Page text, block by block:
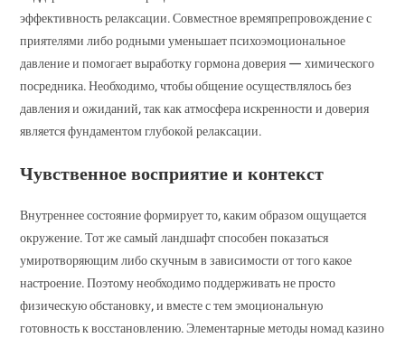
эффективность релаксации. Совместное времяпрепровождение с
приятелями либо родными уменьшает психоэмоциональное
давление и помогает выработку гормона доверия — химического
посредника. Необходимо, чтобы общение осуществлялось без
давления и ожиданий, так как атмосфера искренности и доверия
является фундаментом глубокой релаксации.
Чувственное восприятие и контекст
Внутреннее состояние формирует то, каким образом ощущается
окружение. Тот же самый ландшафт способен показаться
умиротворяющим либо скучным в зависимости от того какое
настроение. Поэтому необходимо поддерживать не просто
физическую обстановку, и вместе с тем эмоциональную
готовность к восстановлению. Элементарные методы номад казино